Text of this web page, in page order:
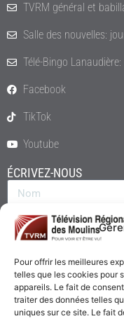
Pour offrir les meilleures
telles que les cookies pour
appareils. Le fait de
traiter des données telles
uniques sur ce site. Le fait
TVRM général et
Salle des nouvelles:
Télé-Bingo
Facebook
TikTok
Youtube
ÉCRIVEZ-NOUS